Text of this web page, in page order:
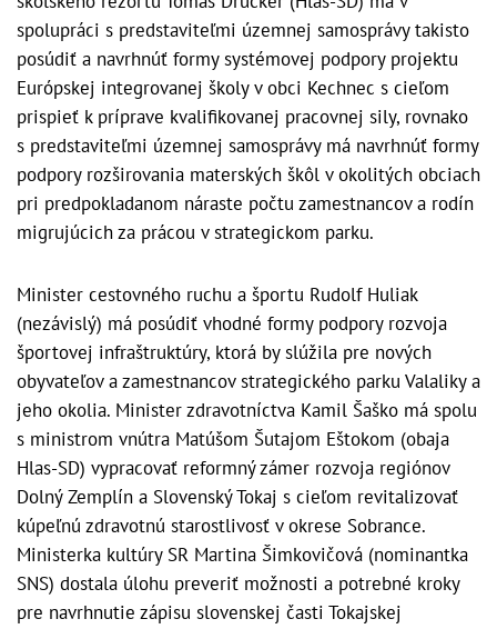
spolupráci s predstaviteľmi územnej samosprávy takisto
posúdiť a navrhnúť formy systémovej podpory projektu
Európskej integrovanej školy v obci Kechnec s cieľom
prispieť k príprave kvalifikovanej pracovnej sily, rovnako
s predstaviteľmi územnej samosprávy má navrhnúť formy
podpory rozširovania materských škôl v okolitých obciach
pri predpokladanom náraste počtu zamestnancov a rodín
migrujúcich za prácou v strategickom parku.
Minister cestovného ruchu a športu Rudolf Huliak
(nezávislý) má posúdiť vhodné formy podpory rozvoja
športovej infraštruktúry, ktorá by slúžila pre nových
obyvateľov a zamestnancov strategického parku Valaliky a
jeho okolia. Minister zdravotníctva Kamil Šaško má spolu
s ministrom vnútra Matúšom Šutajom Eštokom (obaja
Hlas-SD) vypracovať reformný zámer rozvoja regiónov
Dolný Zemplín a Slovenský Tokaj s cieľom revitalizovať
kúpeľnú zdravotnú starostlivosť v okrese Sobrance.
Ministerka kultúry SR Martina Šimkovičová (nominantka
SNS) dostala úlohu preveriť možnosti a potrebné kroky
pre navrhnutie zápisu slovenskej časti Tokajskej